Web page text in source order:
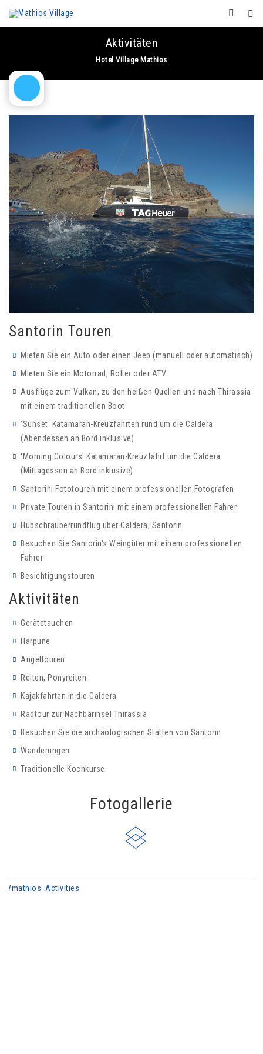
Aktivitäten
Hotel Village Mathios
Santorin Touren
Mieten Sie ein Auto oder einen Jeep (manuell oder automatisch)
Mieten Sie ein Motorrad, Roller oder ATV
Ausflüge zum Vulkan, zu den heißen Quellen und nach Thirassia
mit einem traditionellen Boot
'Sunset' Katamaran-Kreuzfahrten rund um die Caldera
(Abendessen an Bord inklusive)
'Morning Colours' Katamaran-Kreuzfahrt um die Caldera
(Mittagessen an Bord inklusive)
Santorini Fototouren mit einem professionellen Fotografen
Private Touren in Santorini mit einem professionellen Fahrer
Hubschrauberrundflug über Caldera, Santorin
Besuchen Sie Santorin's Weingüter mit einem professionellen
Fahrer
Besichtigungstouren
Aktivitäten
Gerätetauchen
Harpune
Angeltouren
Reiten, Ponyreiten
Kajakfahrten in die Caldera
Radtour zur Nachbarinsel Thirassia
Besuchen Sie die archäologischen Stätten von Santorin
Wanderungen
Traditionelle Kochkurse
Fotogallerie